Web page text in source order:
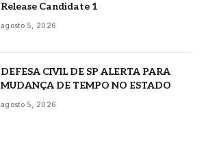
Release Candidate 1
agosto 5, 2026
DEFESA CIVIL DE SP ALERTA PARA
MUDANÇA DE TEMPO NO ESTADO
agosto 5, 2026